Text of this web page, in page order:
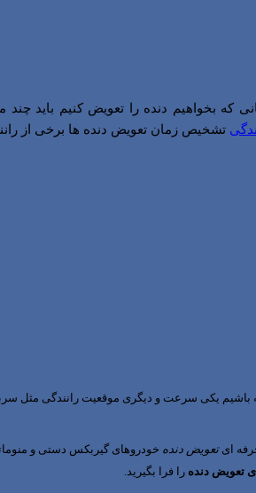
که بخواهیم دنده را تعویض کنیم باید
تشخیص زمان تعویض دنده ها برخی از
باشیم یکی سرعت و دیگری موقعیت رانندگی مثل
ایتعویض دنده خودروهای گیربکس دستی و
تعویض دنده را فرا بگیرید.